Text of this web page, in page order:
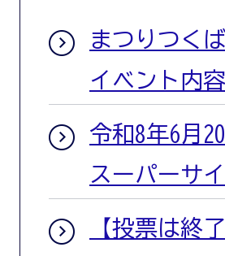
まつりつく
イベント内容
令和8年6月
スーパーサ
【投票は終